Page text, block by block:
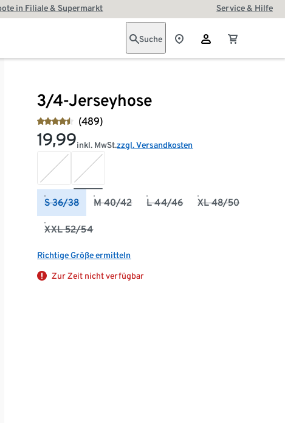
in Filiale & Supermarkt Service & Hilfe
Suche
3/4-Jerseyhose
(489)
19,99inkl. MwSt.zzgl. Versandkosten
S 36/38 M 40/42 L 44/46 XL 48/50
XXL 52/54
Richtige Größe ermitteln
Zur Zeit nicht verfügbar